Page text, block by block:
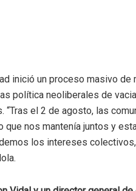
inició un proceso masivo de
política neoliberales de
el 2 de agosto, las
nos mantenía juntos y
los intereses